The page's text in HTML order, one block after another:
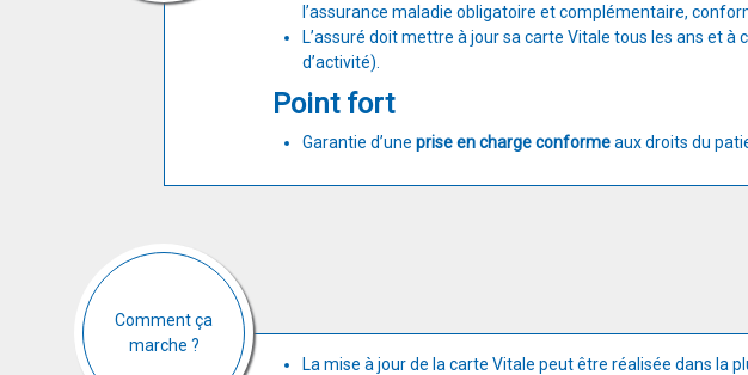
l’assurance maladie obligatoire et complémentaire,
L’assuré doit mettre à jour sa carte Vitale tous les ans et
d’activité).
Point fort
Garantie d’une prise en charge conformeaux droits du
Comment ça
marche ?
La mise à jour de la carte Vitale peut être réalisée dans la